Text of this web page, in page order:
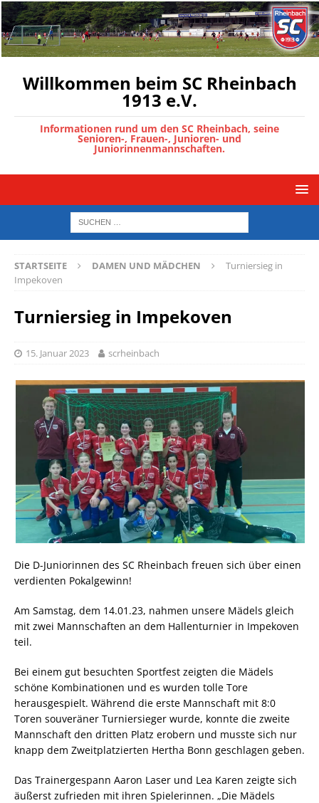
Willkommen beim SC Rheinbach
1913 e.V.
Informationen rund um den SC Rheinbach, seine
Senioren-, Frauen-, Junioren- und
Juniorinnenmannschaften.
STARTSEITE DAMEN UND MÄDCHEN
Turniersieg in
Impekoven
Turniersieg in Impekoven
15. Januar 2023 scrheinbach
Die D-Juniorinnen des SC Rheinbach freuen sich über einen
verdienten Pokalgewinn!
Am Samstag, dem 14.01.23, nahmen unsere Mädels gleich
mit zwei Mannschaften an dem Hallenturnier in Impekoven
teil.
Bei einem gut besuchten Sportfest zeigten die Mädels
schöne Kombinationen und es wurden tolle Tore
herausgespielt. Während die erste Mannschaft mit 8:0
Toren souveräner Turniersieger wurde, konnte die zweite
Mannschaft den dritten Platz erobern und musste sich nur
knapp dem Zweitplatzierten Hertha Bonn geschlagen geben.
Das Trainergespann Aaron Laser und Lea Karen zeigte sich
äußerst zufrieden mit ihren Spielerinnen. „Die Mädels